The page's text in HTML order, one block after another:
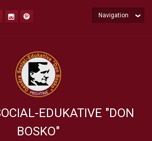
EDUKATIVE "DON
BOSKO"
Navigation